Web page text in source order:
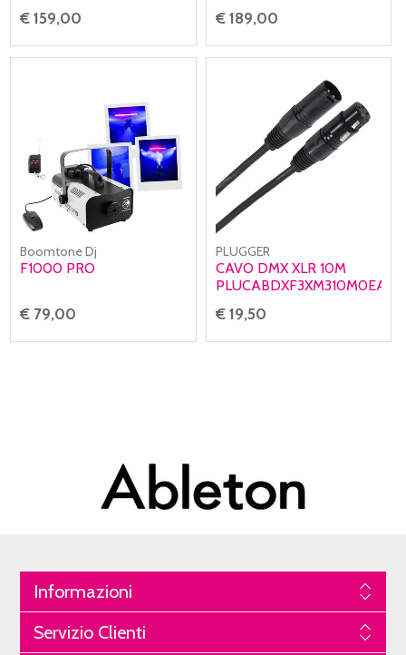
€ 159,00 € 189,00
Boomtone Dj
F1000 PRO
€ 79,00
PLUGGER
CAVO DMX XLR 10M
PLUCABDXF3XM310M0EAS
€ 19,50
Informazioni
Servizio Clienti